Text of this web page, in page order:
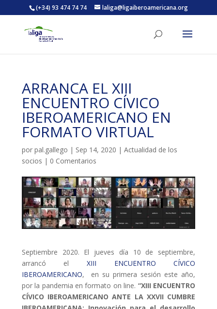
(+34) 93 474 74 74 laliga@ligaiberoamericana.org
ARRANCA EL XIII
ENCUENTRO CÍVICO
IBEROAMERICANO EN
FORMATO VIRTUAL
por pal.gallego | Sep 14, 2020 | Actualidad de los
socios | 0 Comentarios
Septiembre 2020. El jueves día 10 de septiembre,
arrancó el XIII ENCUENTRO CÍVICO
IBEROAMERICANO, en su primera sesión este año,
por la pandemia en formato on line. “XIII ENCUENTRO
CÍVICO IBEROAMERICANO ANTE LA XXVII CUMBRE
ACTIVITATS D'ESTIU
MÓN ESCOLAR
ALBERG CENTRE ESPLAI
FORMACIÓ
CASES DE COLÒNIES
ACCIÓ SOCIAL I JOVES
ESPLAIS
SUPORT TERCER SECTOR